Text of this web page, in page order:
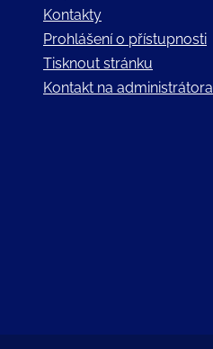
Kontakty
Prohlášení o přístupnosti
Tisknout stránku
Kontakt na administrátora